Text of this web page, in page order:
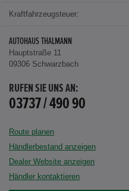
Kraftfahrzeugsteuer:
AUTOHAUS THALMANN
Hauptstraße 11
09306 Schwarzbach
RUFEN SIE UNS AN:
03737 / 490 90
Route planen
Händlerbestand anzeigen
Dealer Website anzeigen
Händler kontaktieren